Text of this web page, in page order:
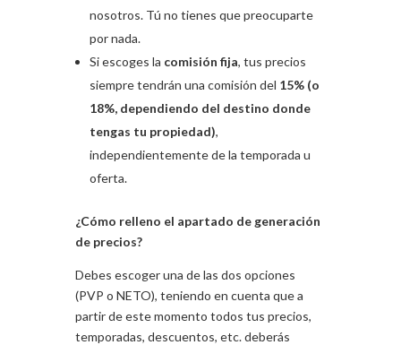
nosotros. Tú no tienes que preocuparte
por nada.
Si escoges la comisión fija, tus precios
siempre tendrán una comisión del 15% (o
18%, dependiendo del destino donde
tengas tu propiedad),
independientemente de la temporada u
oferta.
¿Cómo relleno el apartado de generación
de precios?
Debes escoger una de las dos opciones
(PVP o NETO), teniendo en cuenta que a
partir de este momento todos tus precios,
temporadas, descuentos, etc. deberás